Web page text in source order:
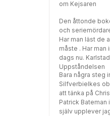
om Kejsaren
Den åttonde
och
Har man läst de
måste . Har
dags nu.
Uppståndelsen
Bara några steg
Silfverbielkes
att tänka på
Patrick Bateman
själv upplever